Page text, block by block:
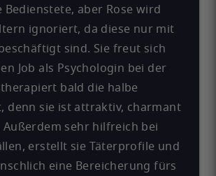
Bedienstete, aber Rose wird
ignoriert, da diese nur mit
sind. Sie freut sich
Job als Psychologin bei der
bald die halbe
denn sie ist attraktiv, charmant
Außerdem sehr hilfreich bei
erstellt sie Täterprofile und
eine Bereicherung fürs